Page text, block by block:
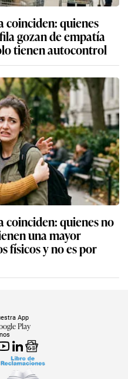
coinciden: quienes
gozan de empatía
tienen autocontrol
coinciden: quienes no
una mayor
físicos y no es por
App
Play